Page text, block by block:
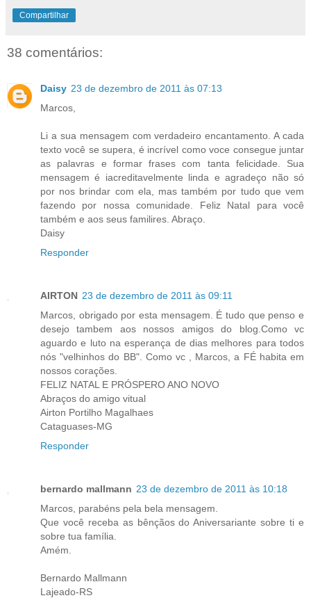
Compartilhar
38 comentários:
Daisy 23 de dezembro de 2011 às 07:13
Marcos,
Li a sua mensagem com verdadeiro encantamento. A cada
texto você se supera, é incrível como voce consegue juntar
as palavras e formar frases com tanta felicidade. Sua
mensagem é iacreditavelmente linda e agradeço não só
por nos brindar com ela, mas também por tudo que vem
fazendo por nossa comunidade. Feliz Natal para você
também e aos seus familires. Abraço.
Daisy
Responder
AIRTON 23 de dezembro de 2011 às 09:11
Marcos, obrigado por esta mensagem. É tudo que penso e
desejo tambem aos nossos amigos do blog.Como vc
aguardo e luto na esperança de dias melhores para todos
nós "velhinhos do BB". Como vc , Marcos, a FÉ habita em
nossos corações.
FELIZ NATAL E PRÓSPERO ANO NOVO
Abraços do amigo vitual
Airton Portilho Magalhaes
Cataguases-MG
Responder
bernardo mallmann 23 de dezembro de 2011 às 10:18
Marcos, parabéns pela bela mensagem.
Que você receba as bênçãos do Aniversariante sobre ti e
sobre tua família.
Amém.
Bernardo Mallmann
Lajeado-RS